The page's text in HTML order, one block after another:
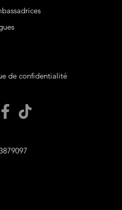
de confidentialité